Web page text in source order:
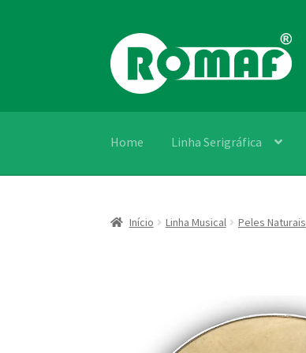
Pular
para
navegação
Pular
para
o
Home Linha Serigráfica
Início Linha Musical Peles Naturais